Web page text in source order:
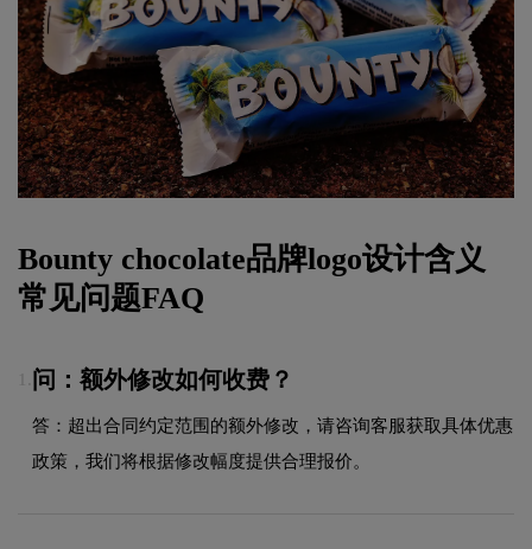
Bounty chocolate品牌logo设计含义
常见问题FAQ
问：额外修改如何收费？
答：超出合同约定范围的额外修改，请咨询客服获取具体优惠
政策，我们将根据修改幅度提供合理报价。